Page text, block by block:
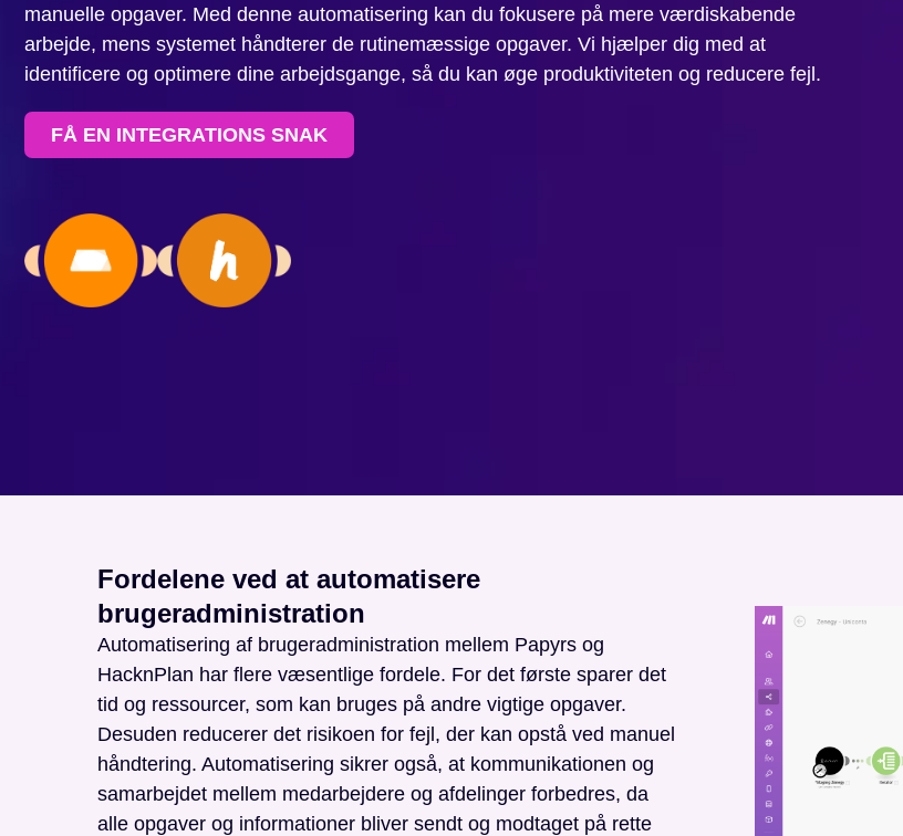
manuelle opgaver. Med denne automatisering kan du fokusere på mere værdiskabende
arbejde, mens systemet håndterer de rutinemæssige opgaver. Vi hjælper dig med at
identificere og optimere dine arbejdsgange, så du kan øge produktiviteten og reducere fejl.
FÅ EN INTEGRATIONS SNAK
Fordelene ved at automatisere
brugeradministration
Automatisering af brugeradministration mellem Papyrs og
HacknPlan har flere væsentlige fordele. For det første sparer det
tid og ressourcer, som kan bruges på andre vigtige opgaver.
Desuden reducerer det risikoen for fejl, der kan opstå ved manuel
håndtering. Automatisering sikrer også, at kommunikationen og
samarbejdet mellem medarbejdere og afdelinger forbedres, da
alle opgaver og informationer bliver sendt og modtaget på rette